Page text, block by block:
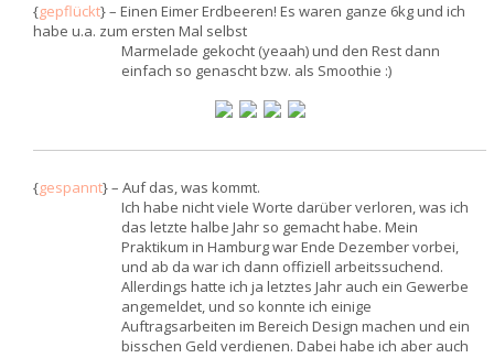
{gepflückt} – Einen Eimer Erdbeeren! Es waren ganze 6kg und ich
habe u.a. zum ersten Mal selbst
Marmelade gekocht (yeaah) und den Rest dann
einfach so genascht bzw. als Smoothie :)
{gespannt} – Auf das, was kommt.
Ich habe nicht viele Worte darüber verloren, was ich
das letzte halbe Jahr so gemacht habe. Mein
Praktikum in Hamburg war Ende Dezember vorbei,
und ab da war ich dann offiziell arbeitssuchend.
Allerdings hatte ich ja letztes Jahr auch ein Gewerbe
angemeldet, und so konnte ich einige
Auftragsarbeiten im Bereich Design machen und ein
bisschen Geld verdienen. Dabei habe ich aber auch